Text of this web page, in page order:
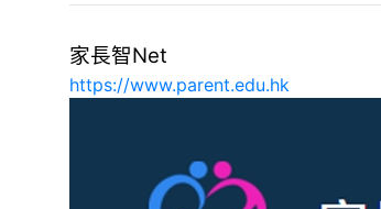
家長智Net
https://www.parent.edu.hk